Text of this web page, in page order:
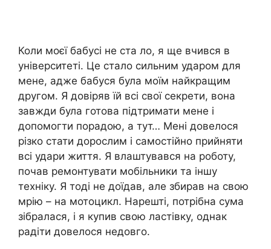
Коли моєї бабусі не ста ло, я ще вчився в
університеті. Це стало сильним ударом для
мене, адже бабуся була моїм найкращим
другом. Я довіряв їй всі свої секрети, вона
завжди була готова підтримати мене і
допомогти порадою, а тут… Мені довелося
різко стати дорослим і самостійно прийняти
всі удари життя. Я влаштувався на роботу,
почав ремонтувати мобільники та іншу
техніку. Я тоді не доїдав, але збирав на свою
мрію – на мотоцикл. Нарешті, потрібна сума
зібралася, і я купив свою ластівку, однак
радіти довелося недовго.